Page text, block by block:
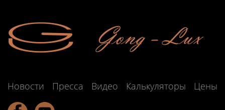
Новости Пресса Видео Калькуляторы Цены